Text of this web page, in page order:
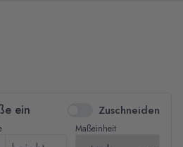
ein Zuschneiden
Maßeinheit